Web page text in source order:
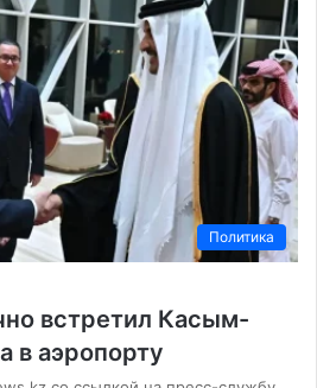
Политика
встретил Касым-
в аэропорту